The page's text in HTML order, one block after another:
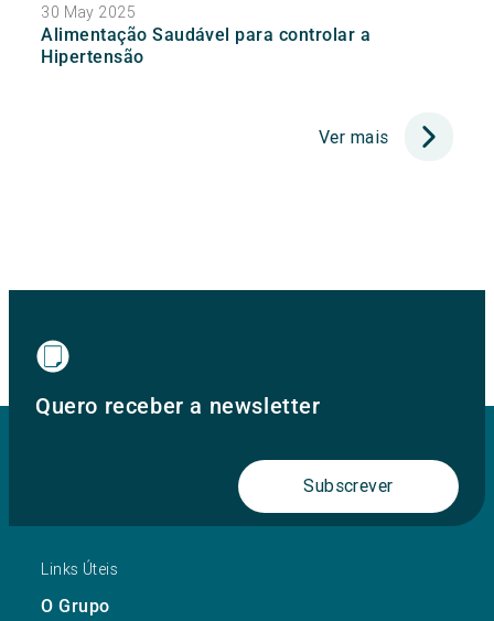
30 May 2025
Alimentação Saudável para controlar a
Hipertensão
Ver mais
Quero receber a newsletter
Subscrever
Links Úteis
O Grupo